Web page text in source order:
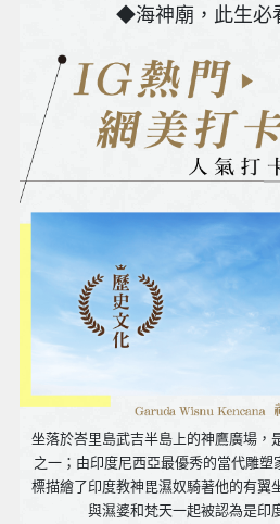
◆海神廟，此生必
坐落於峇里島武吉半島上的神鷹廣場，
之一；由印度尼西亞最優秀的當代雕
標描繪了印度教神毘濕奴騎著他的有翼
與濕婆和梵天一起被認為是印